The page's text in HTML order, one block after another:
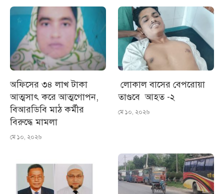
অফিসের ৩৪ লাখ টাকা
আত্মসাৎ করে আত্মগোপন,
বিআরডিবি মাঠ কর্মীর
বিরুদ্ধে মামলা
মে ১০, ২০২৬
লোকাল বাসের বেপরোয়া
তাণ্ডবে আহত -২
মে ১০, ২০২৬